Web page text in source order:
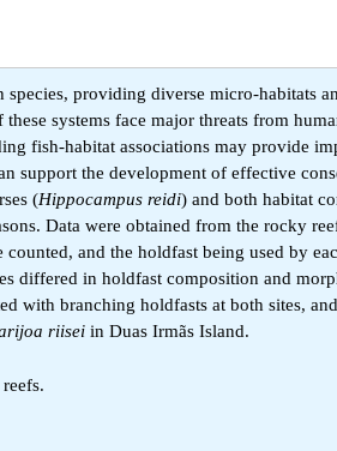
species, providing diverse micro-habitats
systems face major threats from
fish-habitat associations may provide
support the development of effective
(Hippocampus reidi) and both habitat
Data were obtained from the rocky
and the holdfast being used by
differed in holdfast composition and
with branching holdfasts at both sites,
riisei in Duas Irmãs Island.